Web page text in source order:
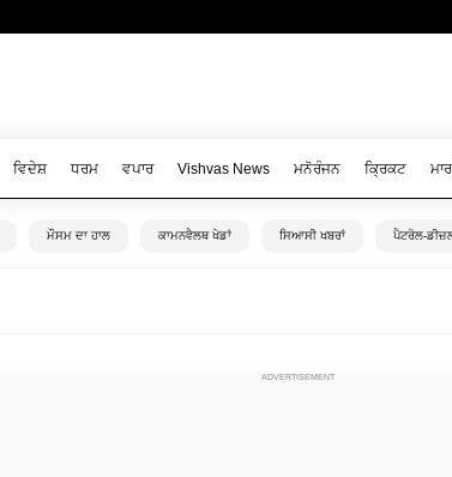
ਵਿਦੇਸ਼ ਧਰਮ ਵਪਾਰ Vishvas News ਮਨੋਰੰਜਨ ਕ੍ਰਿਕਟ
ਮੌਸਮ ਦਾ ਹਾਲ ਕਾਮਨਵੈਲਥ ਖੇਡਾਂ ਸਿਆਸੀ ਖਬਰਾਂ ਪੈਟਰੋਲ-